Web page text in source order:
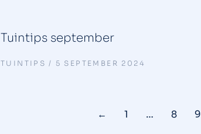
Tuintips september
TUINTIPS 5 SEPTEMBER 2024
← 1 … 8 9